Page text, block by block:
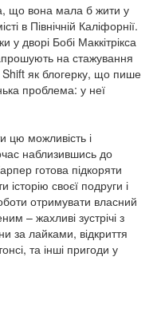
що вона мала б жити у
в Північній Каліфорнії.
у дворі Бобі Маккітрікса
на стажування
Shift як блогерку, що пише
проблема: у неї
цю можливість і
наблизившись до
готова підкоряти
історію своєї подруги і
отримувати власний
– жахливі зустрічі з
за лайками, відкриття
та інші пригоди у